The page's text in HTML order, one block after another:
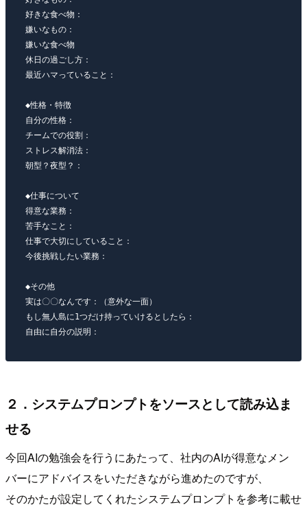
好きな食べ物：
嫌いなもの：
嫌いな食べ物
休日の過ごし方：
最近ハマっていること：
◆性格・特徴
自分の性格：
チームでの役割：
ストレス解消法：
朝型？夜型？：
◆仕事について
得意な業務：
苦手なこと：
仕事で大切にしていること：
今後挑戦したい業務：
◆その他
実は〇〇なんです：（意外な一面）
もし無人島に1つだけ持っていけるとしたら：
２．システムプロンプトをソースとして読み込ま
せる
今回AIの勉強会を行うにあたって、社内のAIが得意なメン
バーにアドバイスをいただきながら進めたのですが、
そのかたが設定してくれたシステムプロンプトを参考に載せ